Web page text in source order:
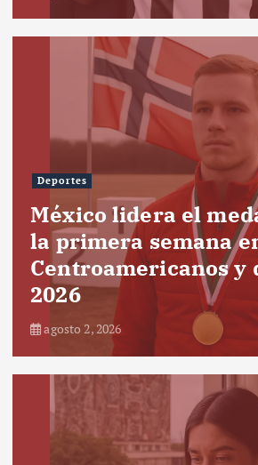
Deportes
México lidera el
la primera semana
Centroamericanos y
2026
agosto 2, 2026